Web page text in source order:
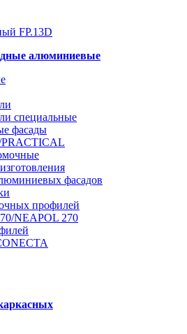
алюминиевые
специальные
фасады
фасадов
профилей
NEAPOL 270